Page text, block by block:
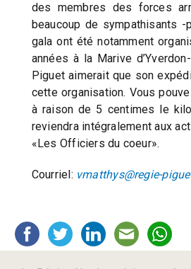
des membres des forces
beaucoup de sympathisants
gala ont été notamment
années à la Marive
Piguet aimerait que son
cette organisation. Vous
à raison de 5 centimes le
reviendra intégralement aux
«Les Officiers du coeur».
Courriel: vmatthys@regie-